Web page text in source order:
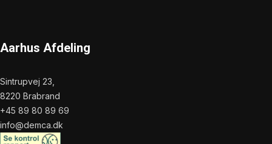
Aarhus Afdeling
Sintrupvej 23,
8220 Brabrand
+45 89 80 89 69
info@demca.dk